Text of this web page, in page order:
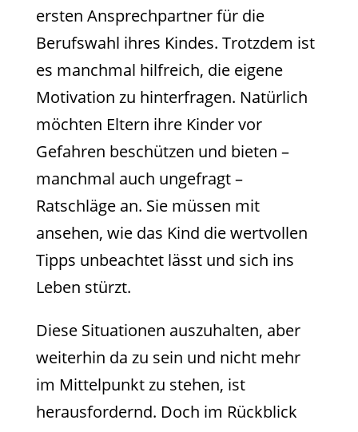
ersten Ansprechpartner für die
Berufswahl ihres Kindes. Trotzdem ist
es manchmal hilfreich, die eigene
Motivation zu hinterfragen. Natürlich
möchten Eltern ihre Kinder vor
Gefahren beschützen und bieten –
manchmal auch ungefragt –
Ratschläge an. Sie müssen mit
ansehen, wie das Kind die wertvollen
Tipps unbeachtet lässt und sich ins
Leben stürzt.
Diese Situationen auszuhalten, aber
weiterhin da zu sein und nicht mehr
im Mittelpunkt zu stehen, ist
herausfordernd. Doch im Rückblick